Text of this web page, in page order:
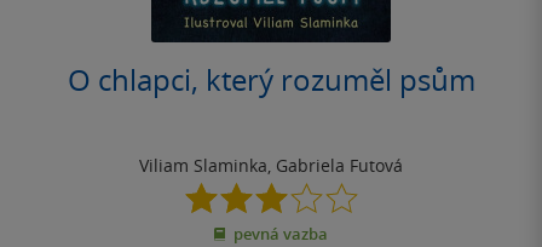
O chlapci, který rozuměl psům
Viliam Slaminka, Gabriela Futová
3.0
z
5
pevná vazba